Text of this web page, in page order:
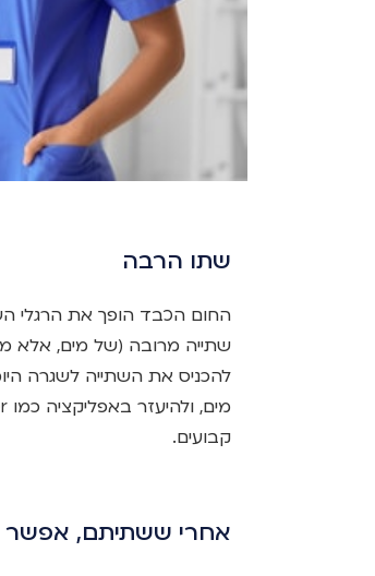
שתו הרבה
החום הכבד הופך את הרגלי
שתייה מרובה (של מים, אלא
להכניס את השתייה לשגרה
קבועים.
אחרי ששתיתם, אפשר